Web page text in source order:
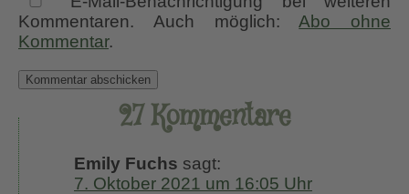
Kommentaren. Auch möglich:Abo ohne
Kommentar.
27 Kommentare
Emily Fuchs sagt:
7. Oktober 2021 um 16:05 Uhr